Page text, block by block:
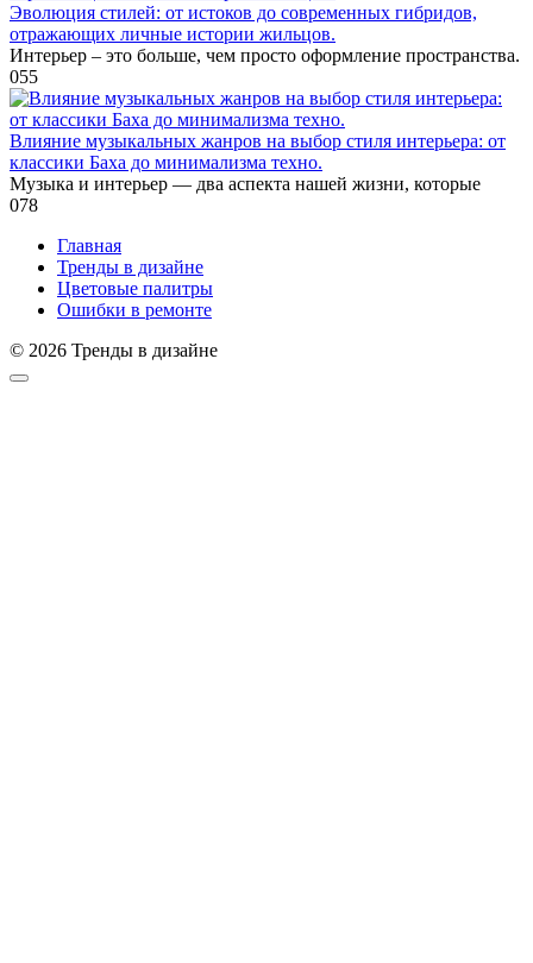
Эволюция стилей: от истоков до современных гибридов,
отражающих личные истории жильцов.
Интерьер – это больше, чем просто оформление пространства.
055
Влияние музыкальных жанров на выбор стиля интерьера: от
классики Баха до минимализма техно.
Музыка и интерьер — два аспекта нашей жизни, которые
078
Главная
Тренды в дизайне
Цветовые палитры
Ошибки в ремонте
© 2026 Тренды в дизайне